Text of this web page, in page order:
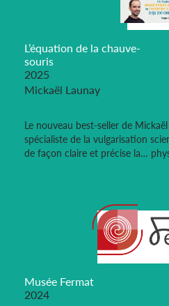
L’équation de la chauve-
souris
2025
Mickaël Launay
Le nouveau best-seller de
spécialiste de la vulgarisation
de façon claire et précise la…
Musée Fermat
2024